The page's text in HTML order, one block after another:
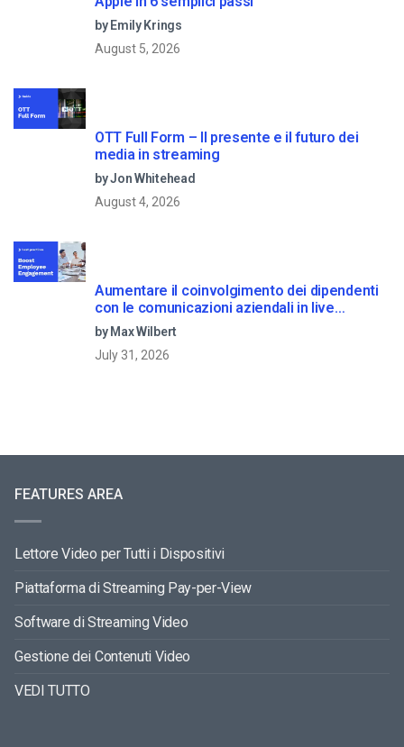
by Emily Krings
August 5, 2026
OTT Full Form – Il presente e il futuro dei
media in streaming
by Jon Whitehead
August 4, 2026
Aumentare il coinvolgimento dei dipendenti
con le comunicazioni aziendali in live
streaming
by Max Wilbert
July 31, 2026
FEATURES AREA
Lettore Video per Tutti i Dispositivi
Piattaforma di Streaming Pay-per-View
Software di Streaming Video
Gestione dei Contenuti Video
VEDI TUTTO